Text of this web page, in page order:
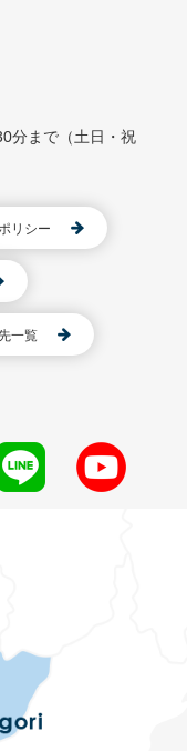
分まで（土日・祝
リシー
一覧